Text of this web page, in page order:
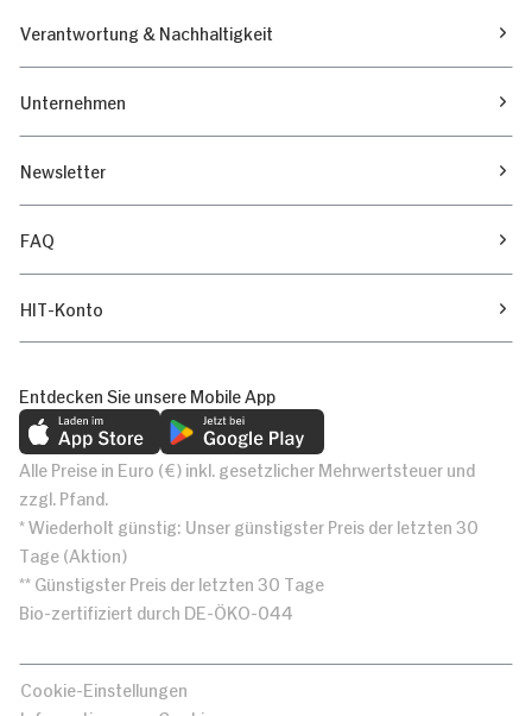
Verantwortung & Nachhaltigkeit
Unternehmen
Newsletter
FAQ
HIT-Konto
Entdecken Sie unsere Mobile App
Alle Preise in Euro (€) inkl. gesetzlicher Mehrwertsteuer und
zzgl. Pfand.
* Wiederholt günstig: Unser günstigster Preis der letzten 30
Tage (Aktion)
** Günstigster Preis der letzten 30 Tage
Bio-zertifiziert durch DE-ÖKO-044
Cookie-Einstellungen